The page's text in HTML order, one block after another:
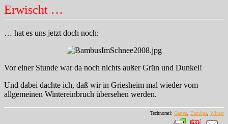
Erwischt …
… hat es uns jetzt doch noch:
Vor einer Stunde war da noch nichts außer Grün und Dunkel!
Und dabei dachte ich, daß wir in Griesheim mal wieder vom
allgemeinen Wintereinbruch übersehen werden.
Technorati: Garten Bambus Winter